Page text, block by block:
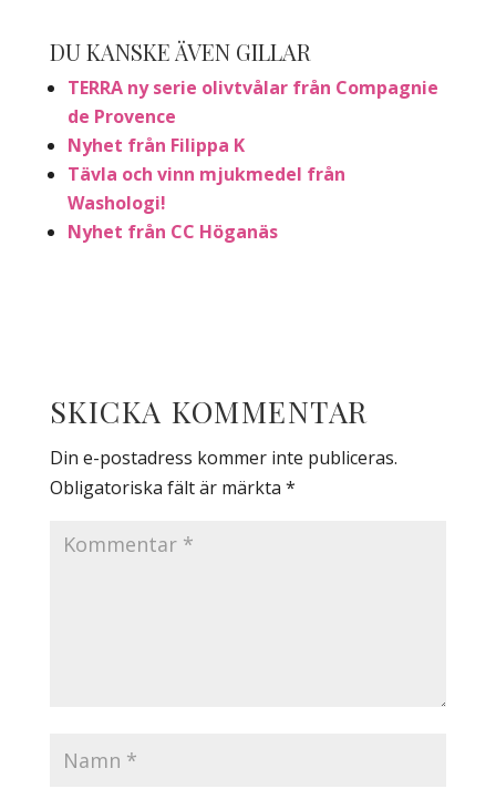
DU KANSKE ÄVEN GILLAR
TERRA ny serie olivtvålar från Compagnie
de Provence
Nyhet från Filippa K
Tävla och vinn mjukmedel från
Washologi!
Nyhet från CC Höganäs
SKICKA KOMMENTAR
Din e-postadress kommer inte publiceras.
Obligatoriska fält är märkta *